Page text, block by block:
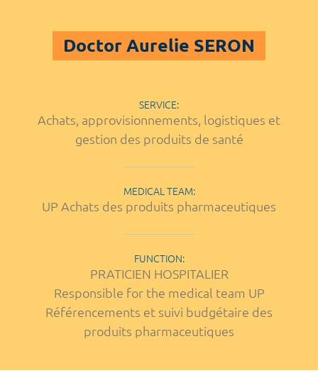
Doctor Aurelie SERON
SERVICE:
Achats, approvisionnements, logistiques et
gestion des produits de santé
MEDICAL TEAM:
UP Achats des produits pharmaceutiques
FUNCTION:
PRATICIEN HOSPITALIER
Responsible for the medical team UP
Référencements et suivi budgétaire des
produits pharmaceutiques